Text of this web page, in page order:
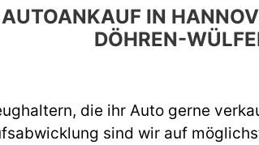
AUTOANKAUF IN
DÖHREN-
die ihr Auto gerne
sind wir auf